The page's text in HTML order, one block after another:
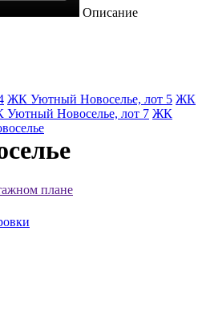
Описание
ЖК Уютный Новоселье, лот 5 ЖК
Новоселье, лот 7 ЖК
плане